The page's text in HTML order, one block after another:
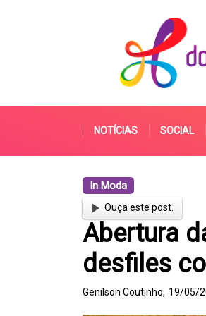
NOTÍCIAS SOCIAL
In Moda
Ouça este post.
Abertura
desfiles
Genilson Coutinho, 19/05/